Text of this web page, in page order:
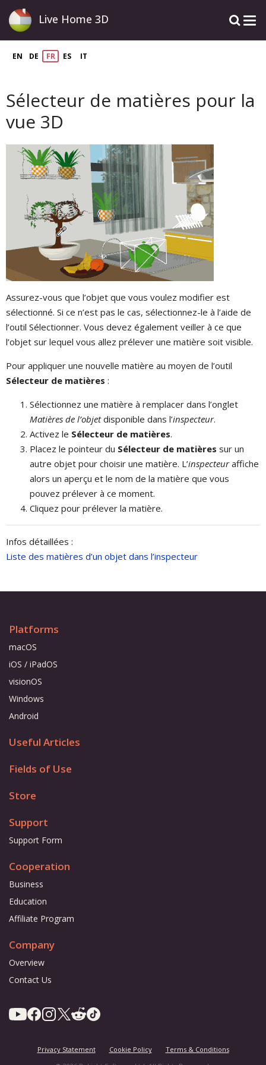
Live Home 3D
EN DE FR ES IT
Sélecteur de matières pour la
vue 3D
Assurez-vous que l’objet que vous voulez modifier est
sélectionné. Si ce n’est pas le cas, sélectionnez-le à l’aide de
l’outil Sélectionner. Vous devez également veiller à ce que
l’objet sur lequel vous allez prélever une matière soit visible.
Pour appliquer une nouvelle matière au moyen de l’outil
Sélecteur de matières :
Sélectionnez une matière à remplacer dans l’onglet
Matières de l’objetdisponible dans l’inspecteur.
Activez le Sélecteur de matières.
Placez le pointeur du Sélecteur de matières sur un
autre objet pour choisir une matière. L’inspecteuraffiche
alors un aperçu et le nom de la matière que vous
pouvez prélever à ce moment.
Cliquez pour prélever la matière.
Infos détaillées :
Liste des matières d’un objet dans l’inspecteur
Platforms
macOS
iOS / iPadOS
visionOS
Windows
Android
Useful Articles
Fields of Use
Store
Support
Support Form
Cooperation
Business
Education
Affiliate Program
Company
Overview
Contact Us
Privacy Statement Cookie Policy
Terms & Conditions